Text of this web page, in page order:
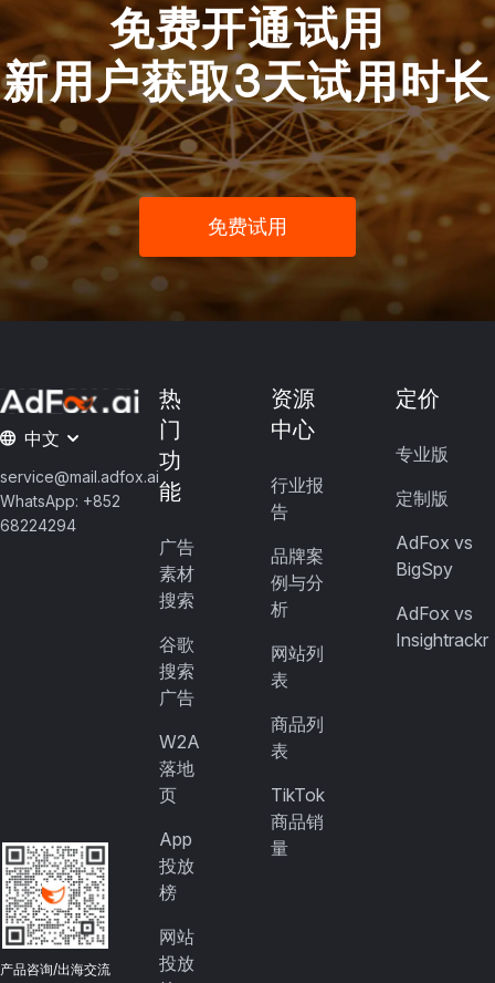
免费开通试用
新用户获取3天试用时长
免费试用
中文
service@mail.adfox.ai
WhatsApp: +852
68224294
产品咨询/出海交流
热
门
功
能
广告
素材
搜索
谷歌
搜索
广告
W2A
落地
页
App
投放
榜
网站
投放
资源
中心
行业报
告
品牌案
例与分
析
网站列
表
商品列
表
TikTok
商品销
量
定价
专业版
定制版
AdFox vs
BigSpy
AdFox vs
Insightrackr